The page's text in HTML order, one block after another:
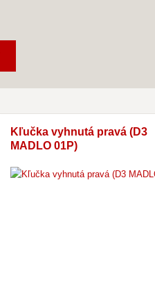
Kľučka vyhnutá pravá (D3
MADLO 01P)